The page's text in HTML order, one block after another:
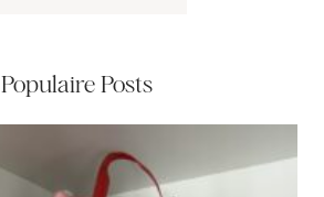
Populaire Posts